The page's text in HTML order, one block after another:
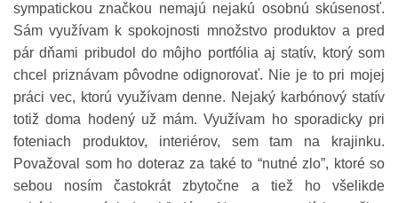
sympatickou značkou nemajú nejakú osobnú skúsenosť.
Sám využívam k spokojnosti množstvo produktov a pred
pár dňami pribudol do môjho portfólia aj statív, ktorý som
chcel priznávam pôvodne odignorovať. Nie je to pri mojej
práci vec, ktorú využívam denne. Nejaký karbónový statív
totiž doma hodený už mám. Využívam ho sporadicky pri
foteniach produktov, interiérov, sem tam na krajinku.
Považoval som ho doteraz za také to “nutné zlo”, ktoré so
sebou nosím častokrát zbytočne a tiež ho všelikde